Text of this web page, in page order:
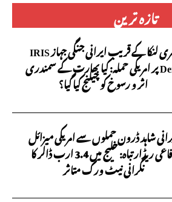
تازہ ترین
سری لنکا کے قریب ایرانی جنگی جہاز IRIS
Dena پر امریکی حملہ: کیا بھارت کے سمندری
اثر و رسوخ کو چیلنج کیا گیا؟
شاہد ڈرون حملوں سے امریکی میزائل
دفاعی ریڈار تباہ: خلیج میں 3.4 ارب ڈالر کا
نگرانی نیٹ ورک متاثر